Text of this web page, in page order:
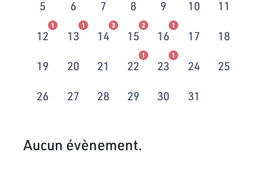
5 6 7 8 9 10 11
12
1
13
1
14
3
15
2
16
1
17 18
19 20 21 22
1
23
1
24 25
26 27 28 29 30 31
Aucun évènement.